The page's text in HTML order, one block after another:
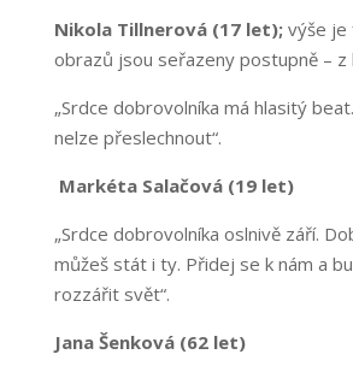
Nikola Tillnerová (17 let); výše je
obrazů jsou seřazeny postupně –
„Srdce dobrovolníka má hlasitý
nelze přeslechnout“.
Markéta Salačová (19 let)
„Srdce dobrovolníka oslnivě září.
můžeš stát i ty. Přidej se k nám a
rozzářit svět“.
Jana Šenková (62 let)